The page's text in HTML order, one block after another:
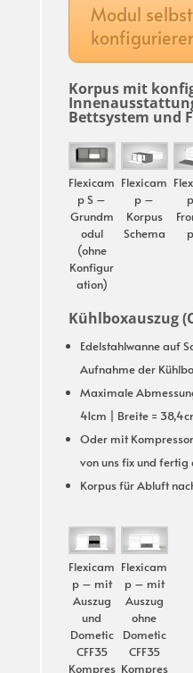
Modul selbst
Korpus mit
Bettsystem und
Flexicam
p S –
Grundm
odul
(ohne
Konfigur
ation)
Flexicam
p –
Korpus
Schema
Kühlboxauszug
Edelstahlwanne auf
Aufnahme der
Maximale
41cm | Breite =
Oder mit
von uns fix und fertig
Korpus für Abluft
Flexicam
p – mit
Auszug
und
Dometic
CFF35
Kompres
Flexicam
p – mit
Auszug
ohne
Dometic
CFF35
Kompres